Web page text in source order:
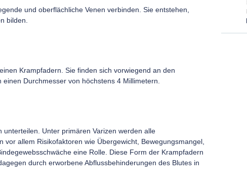
und oberflächliche Venen verbinden. Sie entstehen,
bilden.
Krampfadern. Sie finden sich vorwiegend an den
Durchmesser von höchstens 4 Millimetern.
Unter primären Varizen werden alle
allem Risikofaktoren wie Übergewicht, Bewegungsmangel,
eine Rolle. Diese Form der Krampfadern
durch erworbene Abflussbehinderungen des Blutes in